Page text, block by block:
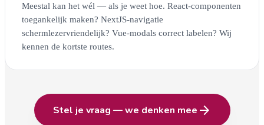
Meestal kan het wél — als je weet hoe. React-componenten
toegankelijk maken? NextJS-navigatie
schermlezervriendelijk? Vue-modals correct labelen? Wij
kennen de kortste routes.
Stel je vraag — we denken mee arrow_forward